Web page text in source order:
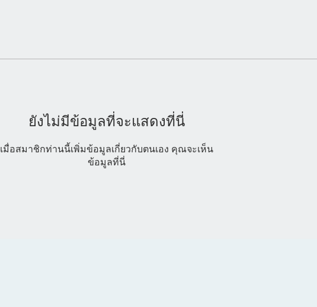
ยังไม่มีข้อมูลที่จะแสดงที่นี่
เมื่อสมาชิกท่านนี้เพิ่มข้อมูลเกี่ยวกับตนเอง คุณจะเห็น
ข้อมูลที่นี่